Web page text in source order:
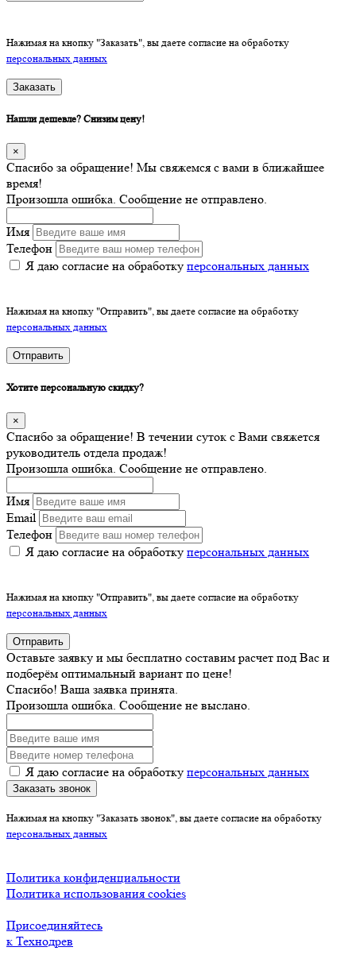
Нажимая на кнопку "Заказать", вы даете согласие на обработку
персональных данных
Заказать
Нашли дешевле? Снизим цену!
×
Спасибо за обращение! Мы свяжемся с вами в ближайшее
время!
Произошла ошибка. Сообщение не отправлено.
Имя
Телефон
Я даю согласие на обработку персональных данных
Нажимая на кнопку "Отправить", вы даете согласие на обработку
персональных данных
Отправить
Хотите персональную скидку?
×
Спасибо за обращение! В течении суток с Вами свяжется
руководитель отдела продаж!
Произошла ошибка. Сообщение не отправлено.
Имя
Email
Телефон
Я даю согласие на обработку персональных данных
Нажимая на кнопку "Отправить", вы даете согласие на обработку
персональных данных
Отправить
Оставьте заявку и мы бесплатно составим расчет под Вас и
подберём оптимальный вариант по цене!
Спасибо! Ваша заявка принята.
Произошла ошибка. Сообщение не выслано.
Я даю согласие на обработку персональных данных
Заказать звонок
Нажимая на кнопку "Заказать звонок", вы даете согласие на обработку
персональных данных
Политика конфиденциальности
Политика использования cookies
Присоединяйтесь
к Технодрев